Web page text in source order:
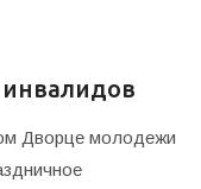
Дворце молодежи